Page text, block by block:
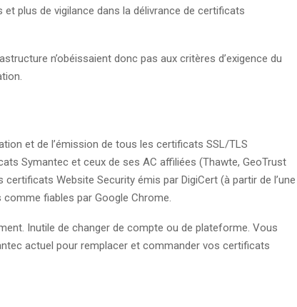
plus de vigilance dans la délivrance de certificats
n’obéissaient donc pas aux critères d’exigence du
et de l’émission de tous les certificats SSL/TLS
Symantec et ceux de ses AC affiliées (Thawte, GeoTrust
Website Security émis par DigiCert (à partir de l’une
fiables par Google Chrome.
Inutile de changer de compte ou de plateforme. Vous
actuel pour remplacer et commander vos certificats